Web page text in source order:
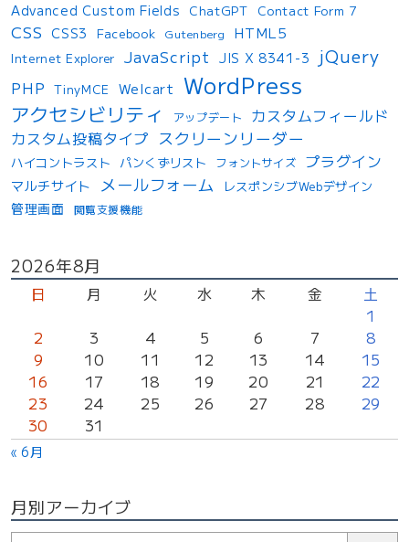
Advanced Custom Fields ChatGPT Contact Form 7
CSS CSS3 Facebook Gutenberg HTML5
Internet Explorer JavaScript JIS X 8341-3 jQuery
PHP TinyMCE Welcart WordPress
アクセシビリティ アップデート
カスタムフィールド
カスタム投稿タイプ スクリーンリーダー
ハイコントラスト パンくずリスト フォントサイズ プラグイン
マルチサイト メールフォーム レスポンシブWebデザイン
管理画面 閲覧支援機能
投
2026年8月
日 月 火 水 木 金
土
1
2
3 4 5 6 7
8
9
10 11 12 13 14
15
16
17 18 19 20 21
22
23
24 25 26 27 28
29
30
31
« 6月
月別アーカイブ